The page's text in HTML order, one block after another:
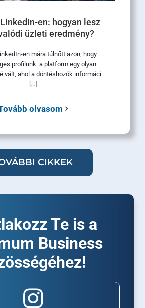
en: hogyan lesz
üzleti eredmény?
en mára túlnőtt azon, hogy
profilunk: a platform egy olyan
vált, ahol a döntéshozók informáci
[...]
olvasom
CIKKEK
Te is a
Business